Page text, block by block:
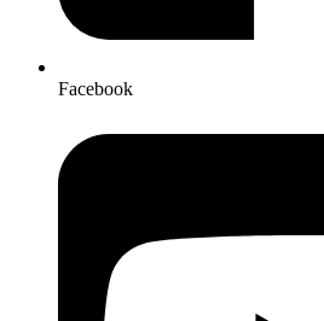
Facebook